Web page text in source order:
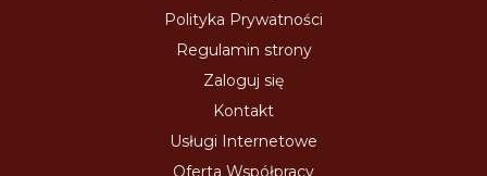
Polityka Prywatności
Regulamin strony
Zaloguj się
Kontakt
Usługi Internetowe
Oferta Współpracy